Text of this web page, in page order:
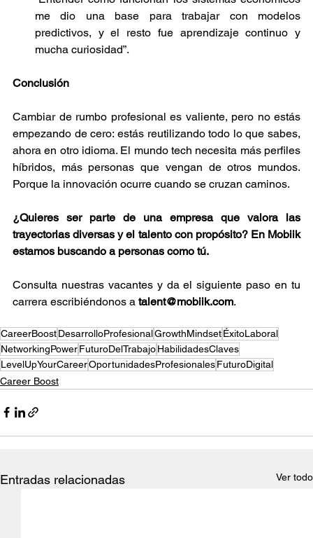
me dio una base para trabajar con modelos
predictivos, y el resto fue aprendizaje continuo y
mucha curiosidad”.
Conclusión
Cambiar de rumbo profesional es valiente, pero no estás
empezando de cero: estás reutilizando todo lo que sabes,
ahora en otro idioma. El mundo tech necesita más perfiles
híbridos, más personas que vengan de otros mundos.
Porque la innovación ocurre cuando se cruzan caminos.
¿Quieres ser parte de una empresa que valora las
trayectorias diversas y el talento con propósito? En Mobiik
estamos buscando a personas como tú.
Consulta nuestras vacantes y da el siguiente paso en tu
carrera escribiéndonos a talent@mobiik.com.
CareerBoostDesarrolloProfesionalGrowthMindsetÉxitoLaboral
NetworkingPowerFuturoDelTrabajoHabilidadesClaves
LevelUpYourCareerOportunidadesProfesionalesFuturoDigital
Career Boost
Entradas relacionadas Ver todo